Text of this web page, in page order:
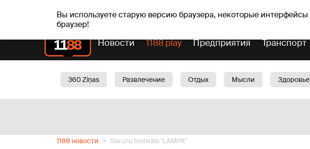
Вы используете старую версию браузера, некоторые
браузер!
сб, 08.08.2026. +17°C Mudīte, Vladislava, Vladislavs Прогноз погоды
Новости 1188 play Предприятия Транспорт
360 Ziņas Развлечение Отдых Мысли Здоровье
1188 новости Sarunu festivāls "LAMPA"